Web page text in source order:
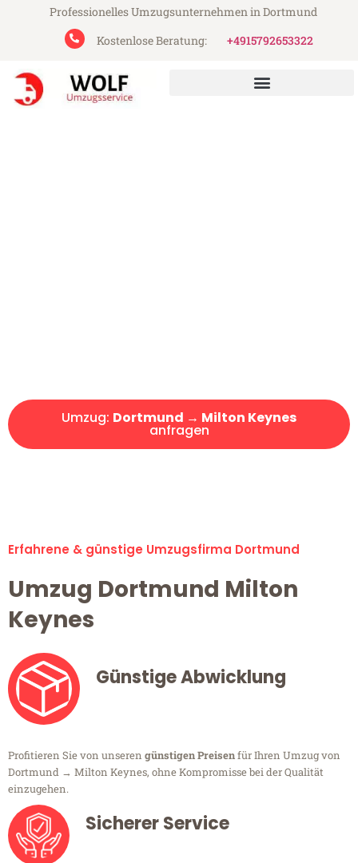
Professionelles Umzugsunternehmen in Dortmund
Kostenlose Beratung:
+4915792653322
Umzug: Dortmund → Milton Keynes
anfragen
Erfahrene & günstige Umzugsfirma Dortmund
Umzug Dortmund Milton
Keynes
Günstige Abwicklung
Profitieren Sie von unseren günstigen Preisenfür Ihren Umzug von
Dortmund → Milton Keynes, ohne Kompromisse bei der Qualität
einzugehen.
Sicherer Service